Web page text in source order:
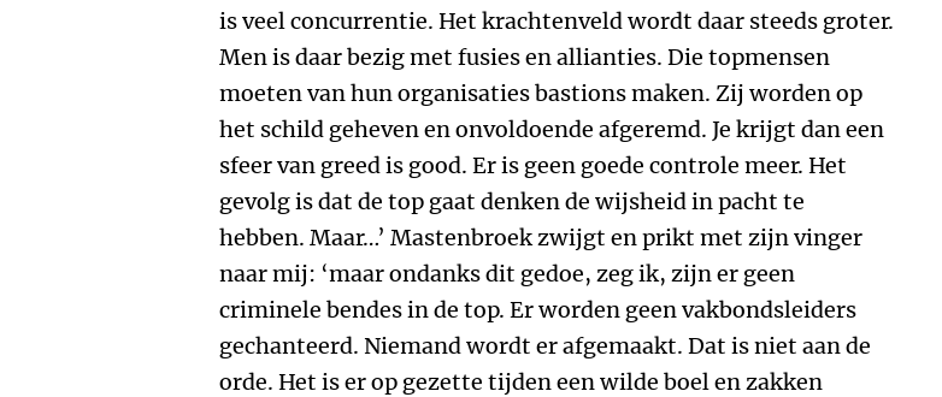
is veel concurrentie. Het krachtenveld wordt daar steeds groter.
Men is daar bezig met fusies en allianties. Die topmensen
moeten van hun organisaties bastions maken. Zij worden op
het schild geheven en onvoldoende afgeremd. Je krijgt dan een
sfeer van greed is good. Er is geen goede controle meer. Het
gevolg is dat de top gaat denken de wijsheid in pacht te
hebben. Maar…’ Mastenbroek zwijgt en prikt met zijn vinger
naar mij: ‘maar ondanks dit gedoe, zeg ik, zijn er geen
criminele bendes in de top. Er worden geen vakbondsleiders
gechanteerd. Niemand wordt er afgemaakt. Dat is niet aan de
orde. Het is er op gezette tijden een wilde boel en zakken